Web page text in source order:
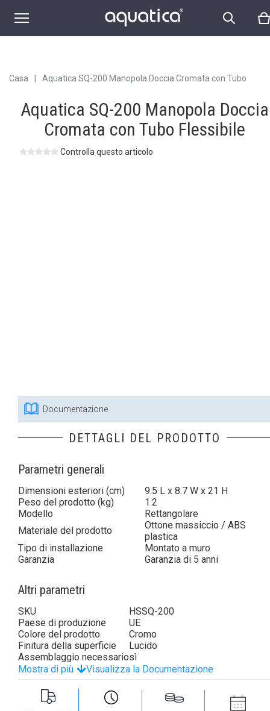
Casa
Aquatica SQ-200 Manopola Doccia Cromata con Tubo
Aquatica SQ-200 Manopola Doccia
Cromata con Tubo Flessibile
Controlla questo articolo
Documentazione
DETTAGLI DEL PRODOTTO
Parametri generali
Dimensioni esteriori (cm)
9.5 L x 8.7 W x 21 H
Peso del prodotto (kg)
1.2
Modello
Rettangolare
Materiale del prodotto
Ottone massiccio / ABS
plastica
Tipo di installazione
Montato a muro
Garanzia
Garanzia di 5 anni
Altri parametri
SKU
HSSQ-200
Paese di produzione
UE
Colore del prodotto
Cromo
Finitura della superficie
Lucido
Assemblaggio necessariosì
Mostra di più
Visualizza la Documentazione